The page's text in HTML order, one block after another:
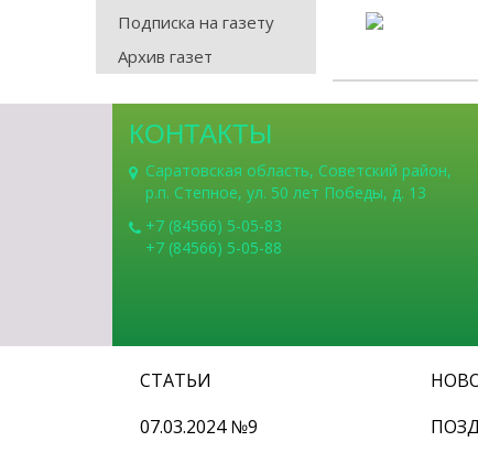
Подписка на газету
Архив газет
КОНТАКТЫ
Саратовская область, Советский район,
р.п. Степное, ул. 50 лет Победы, д. 13
+7 (84566) 5-05-83
+7 (84566) 5-05-88
СТАТЬИ
07.03.2024 №9